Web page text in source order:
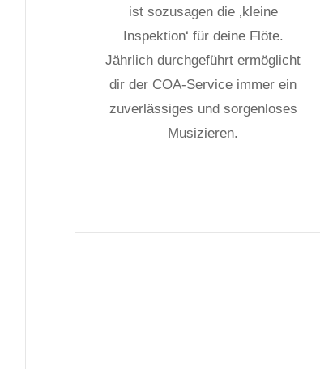
ist sozusagen die ‚kleine
Inspektion‘ für deine Flöte.
Jährlich durchgeführt ermöglicht
dir der COA-Service immer ein
zuverlässiges und sorgenloses
Musizieren.